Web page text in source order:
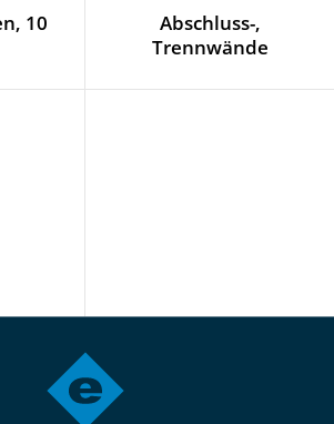
10
Abschluss-,
Trennwände